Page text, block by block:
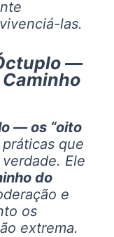
las.
—
Caminho
— os “oito
que
Ele
do
e
os
extrema.